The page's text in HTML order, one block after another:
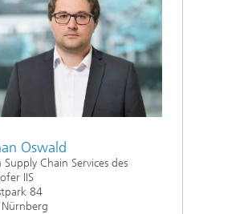
Oswald
Supply Chain Services des
IIS
84